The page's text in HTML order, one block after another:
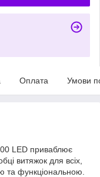
Оплата Умови
LED приваблює
витяжок для всіх,
та функціональною.